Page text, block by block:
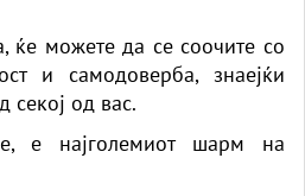
ќе можете да се соочите со
и самодоверба, знаејќи
секој од вас.
е најголемиот шарм на